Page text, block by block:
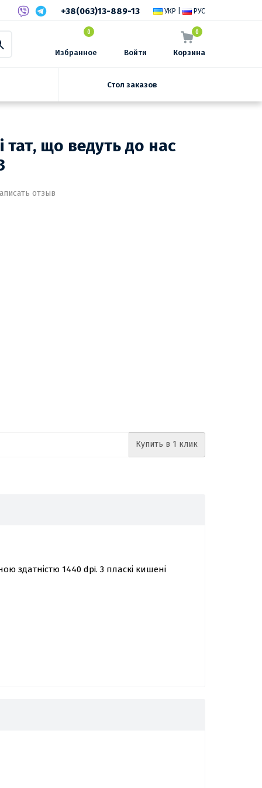
+38(063)13-889-13 УКР РУС
0
Избранное Войти
0
Корзина
Стол заказов
тат, що ведуть до нас
отзыв
Купить в 1 клик
здатністю 1440 dpi. 3 пласкі кишені